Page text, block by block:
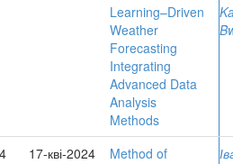
Learning–Driven
Weather
Forecasting
Integrating
Advanced Data
Analysis
Methods
17-кві-2024
Method of